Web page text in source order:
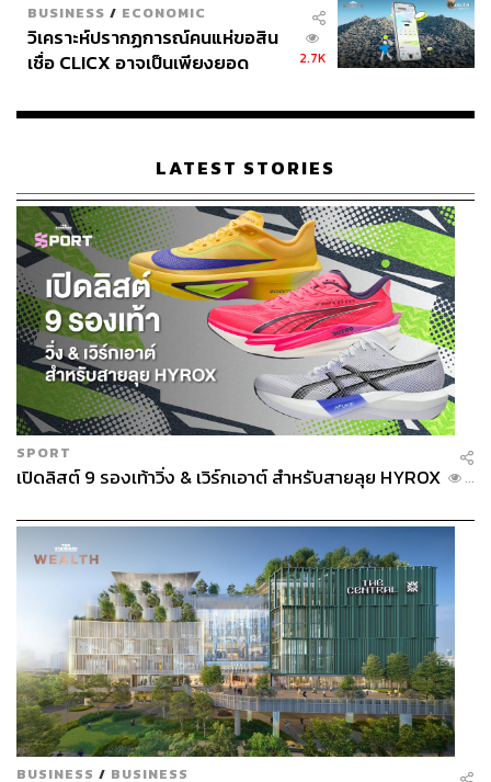
BUSINESS / ECONOMIC
วิเคราะห์ปรากฏการณ์คนแห่ขอสิน
เชื่อ CLICX อาจเป็นเพียงยอด
เรือนไทยที่ถูกซุกไว้
2.7K
LATEST STORIES
SPORT
เปิดลิสต์ 9 รองเท้าวิ่ง & เวิร์กเอาต์ สำหรับสายลุย HYROX ...
BUSINESS / BUSINESS